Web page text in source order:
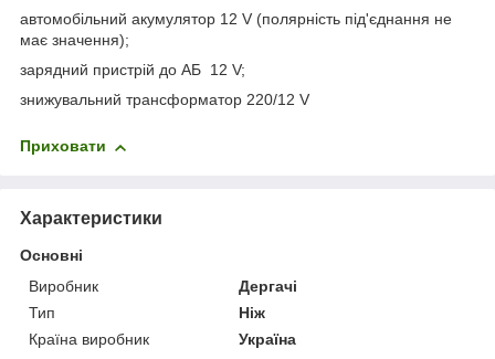
автомобільний акумулятор 12 V (полярність під'єднання не
має значення);
зарядний пристрій до АБ 12 V;
знижувальний трансформатор 220/12 V
Приховати
Характеристики
Основні
Виробник
Дергачі
Тип
Ніж
Країна виробник
Україна